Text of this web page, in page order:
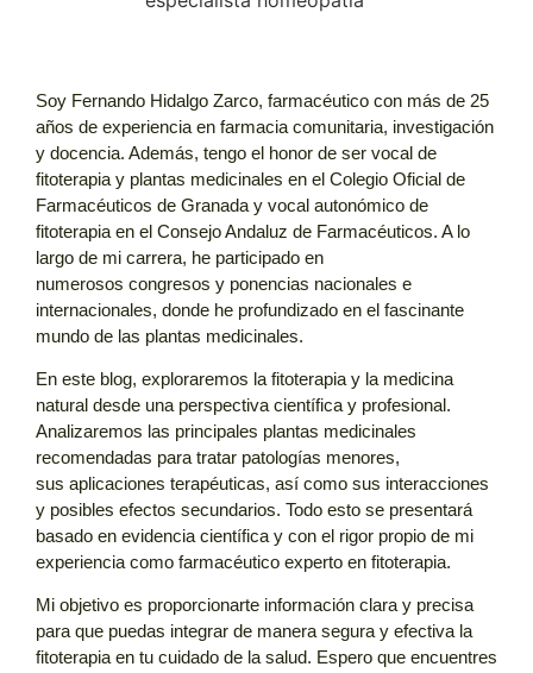
Soy Fernando Hidalgo Zarco, farmacéutico con más de 25
años de experiencia en farmacia comunitaria, investigación
y docencia. Además, tengo el honor de ser vocal de
fitoterapia y plantas medicinales en el Colegio Oficial de
Farmacéuticos de Granada y vocal autonómico de
fitoterapia en el Consejo Andaluz de Farmacéuticos. A lo
largo de mi carrera, he participado en
numerosos congresos y ponencias nacionales e
internacionales, donde he profundizado en el fascinante
mundo de las plantas medicinales.
En este blog, exploraremos la fitoterapia y la medicina
natural desde una perspectiva científica y profesional.
Analizaremos las principales plantas medicinales
recomendadas para tratar patologías menores,
sus aplicaciones terapéuticas, así como sus interacciones
y posibles efectos secundarios. Todo esto se presentará
basado en evidencia científica y con el rigor propio de mi
experiencia como farmacéutico experto en fitoterapia.
Mi objetivo es proporcionarte información clara y precisa
para que puedas integrar de manera segura y efectiva la
fitoterapiaen tu cuidado de la salud. Espero que encuentres